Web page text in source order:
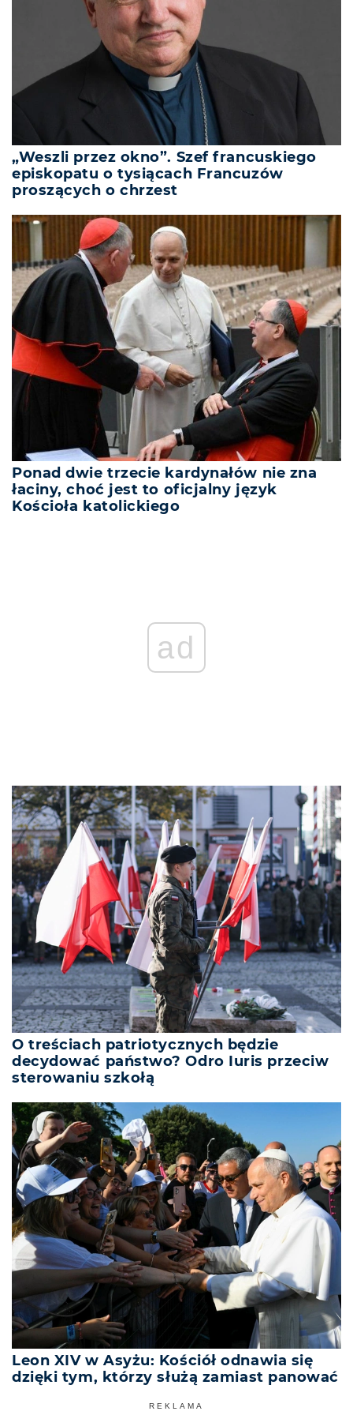
„Weszli przez okno”. Szef francuskiego
episkopatu o tysiącach Francuzów
proszących o chrzest
Ponad dwie trzecie kardynałów nie zna
łaciny, choć jest to oficjalny język
Kościoła katolickiego
ad
O treściach patriotycznych będzie
decydować państwo? Odro Iuris przeciw
sterowaniu szkołą
Leon XIV w Asyżu: Kościół odnawia się
dzięki tym, którzy służą zamiast panować
REKLAMA